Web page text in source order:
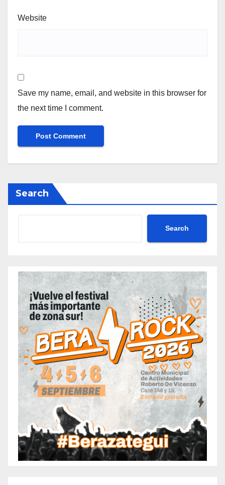
Website
Save my name, email, and website in this browser for
the next time I comment.
Search
Search